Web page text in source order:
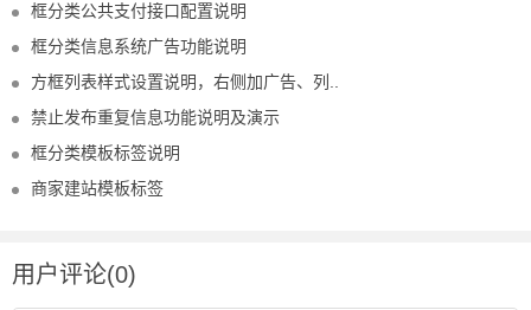
框分类公共支付接口配置说明
框分类信息系统广告功能说明
方框列表样式设置说明，右侧加广告、列..
禁止发布重复信息功能说明及演示
框分类模板标签说明
商家建站模板标签
用户评论(0)